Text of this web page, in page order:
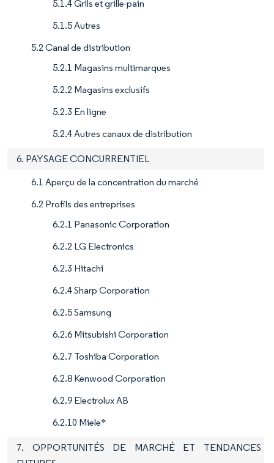
5.1.4 Grils et grille-pain
5.1.5 Autres
5.2 Canal de distribution
5.2.1 Magasins multimarques
5.2.2 Magasins exclusifs
5.2.3 En ligne
5.2.4 Autres canaux de distribution
6. PAYSAGE CONCURRENTIEL
6.1 Aperçu de la concentration du marché
6.2 Profils des entreprises
6.2.1 Panasonic Corporation
6.2.2 LG Electronics
6.2.3 Hitachi
6.2.4 Sharp Corporation
6.2.5 Samsung
6.2.6 Mitsubishi Corporation
6.2.7 Toshiba Corporation
6.2.8 Kenwood Corporation
6.2.9 Electrolux AB
6.2.10 Miele*
7. OPPORTUNITÉS DE MARCHÉ ET TENDANCES